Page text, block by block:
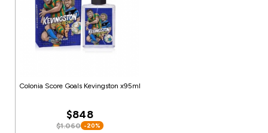
Colonia Score Goals Kevingston x95ml
$848
$1.060 -20%